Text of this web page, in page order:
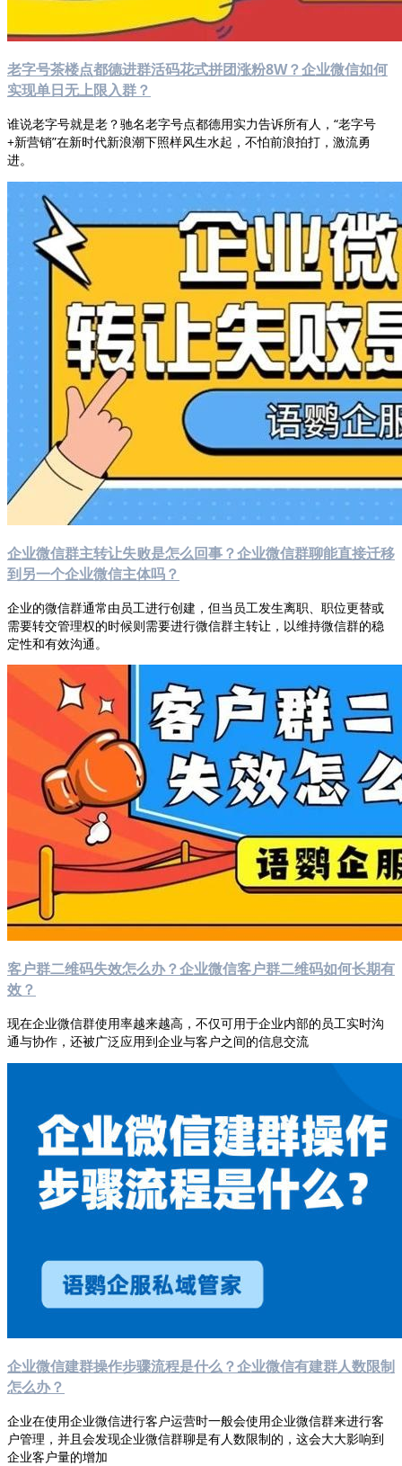
老字号茶楼点都德进群活码花式拼团涨粉8W？企业微信如何
实现单日无上限入群？
谁说老字号就是老？驰名老字号点都德用实力告诉所有人，“老字号
+新营销”在新时代新浪潮下照样风生水起，不怕前浪拍打，激流勇
进。
企业微信群主转让失败是怎么回事？企业微信群聊能直接迁移
到另一个企业微信主体吗？
企业的微信群通常由员工进行创建，但当员工发生离职、职位更替或
需要转交管理权的时候则需要进行微信群主转让，以维持微信群的稳
定性和有效沟通。
客户群二维码失效怎么办？企业微信客户群二维码如何长期有
效？
现在企业微信群使用率越来越高，不仅可用于企业内部的员工实时沟
通与协作，还被广泛应用到企业与客户之间的信息交流
企业微信建群操作步骤流程是什么？企业微信有建群人数限制
怎么办？
企业在使用企业微信进行客户运营时一般会使用企业微信群来进行客
户管理，并且会发现企业微信群聊是有人数限制的，这会大大影响到
企业客户量的增加